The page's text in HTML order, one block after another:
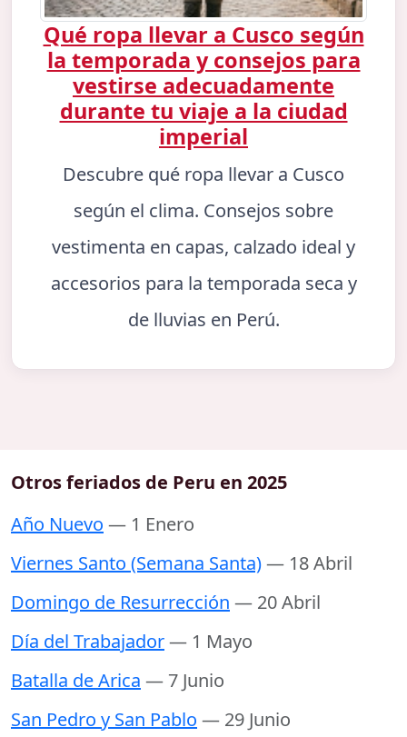
Qué ropa llevar a Cusco según
la temporada y consejos para
vestirse adecuadamente
durante tu viaje a la ciudad
imperial
Descubre qué ropa llevar a Cusco
según el clima. Consejos sobre
vestimenta en capas, calzado ideal y
accesorios para la temporada seca y
de lluvias en Perú.
Otros feriados de Peru en 2025
Año Nuevo — 1 Enero
Viernes Santo (Semana Santa)— 18 Abril
Domingo de Resurrección — 20 Abril
Día del Trabajador— 1 Mayo
Batalla de Arica — 7 Junio
San Pedro y San Pablo — 29 Junio